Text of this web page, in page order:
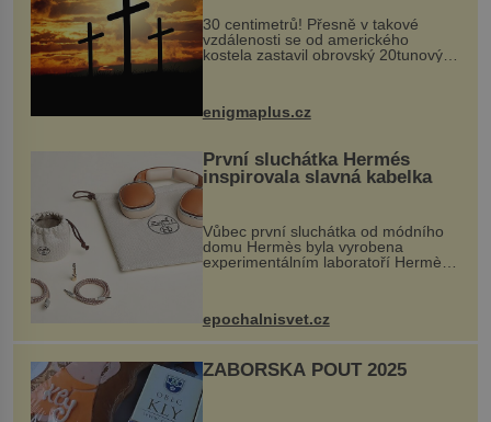
30 centimetrů! Přesně v takové
vzdálenosti se od amerického
kostela zastavil obrovský 20tunový
...
enigmaplus.cz
První sluchátka Hermés
inspirovala slavná kabelka
Vůbec první sluchátka od módního
domu Hermès byla vyrobena
experimentálním laboratoří Hermès
kovový...
epochalnisvet.cz
ZÁBOŘSKÁ POUŤ 2025